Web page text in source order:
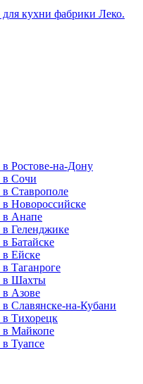
кухни фабрики Леко.
Ростове-на-Дону
в Сочи
Ставрополе
Новороссийске
в Анапе
в Геленджике
Батайске
в Ейске
Таганроге
в Шахты
в Азове
Славянске-на-Кубани
в Тихорецк
в Майкопе
Туапсе